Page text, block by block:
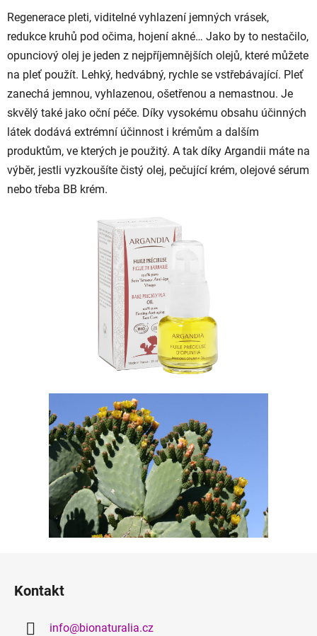
Regenerace pleti, viditelné vyhlazení jemných vrásek,
redukce kruhů pod očima, hojení akné… Jako by to nestačilo,
opunciový olej je jeden z nejpříjemnějších olejů, které můžete
na pleť použít. Lehký, hedvábný, rychle se vstřebávající. Pleť
zanechá jemnou, vyhlazenou, ošetřenou a nemastnou. Je
skvělý také jako oční péče. Díky vysokému obsahu účinných
látek dodává extrémní účinnost i krémům a dalším
produktům, ve kterých je použitý. A tak díky Argandii máte na
výběr, jestli vyzkoušíte čistý olej, pečující krém, olejové sérum
nebo třeba BB krém.
Kontakt
info@bionaturalia.cz